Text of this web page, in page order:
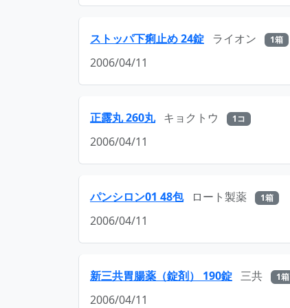
ストッパ下痢止め 24錠 ライオン 1箱
2006/04/11
正露丸 260丸 キョクトウ 1コ
2006/04/11
パンシロン01 48包 ロート製薬 1箱
2006/04/11
新三共胃腸薬（錠剤） 190錠 三共 1箱
2006/04/11